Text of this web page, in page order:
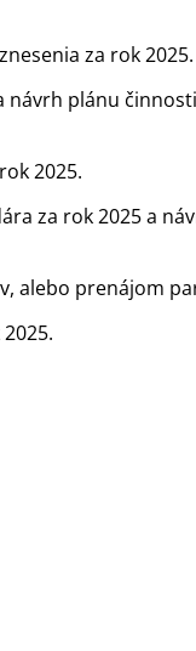
za rok 2025.
návrh plánu
2025.
za rok 2025 a
alebo prenájom